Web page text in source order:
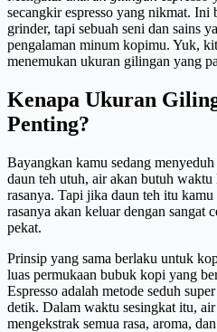
secangkir espresso yang nikmat. Ini
grinder, tapi sebuah seni dan sains
pengalaman minum kopimu. Yuk,
menemukan ukuran gilingan yang
Kenapa Ukuran
Penting?
Bayangkan kamu sedang
daun teh utuh, air akan butuh
rasanya. Tapi jika daun teh itu
rasanya akan keluar dengan sangat
pekat.
Prinsip yang sama berlaku untuk
luas permukaan bubuk kopi yang
Espresso adalah metode seduh
detik. Dalam waktu sesingkat itu,
mengekstrak semua rasa, aroma,